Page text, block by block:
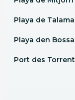
Playa de
Playa den Bossa
Port des Torrent